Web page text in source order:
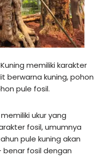
memiliki karakter
berwarna kuning, pohon
pule fosil.
ukur yang
fosil, umumnya
pule kuning akan
benar fosil dengan